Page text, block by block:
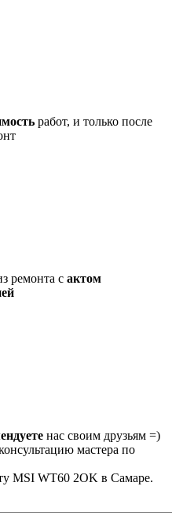
работ, и только после
ремонта с актом
нас своим друзьям =)
мастера по
MSI WT60 2OK в Самаре.